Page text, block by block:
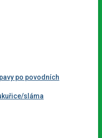
po povodních
sláma